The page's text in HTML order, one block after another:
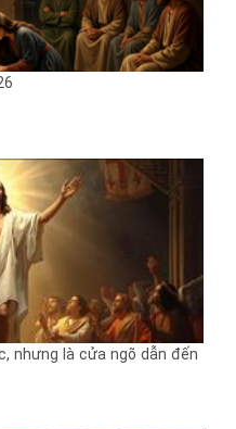
nhưng là cửa ngõ dẫn đến